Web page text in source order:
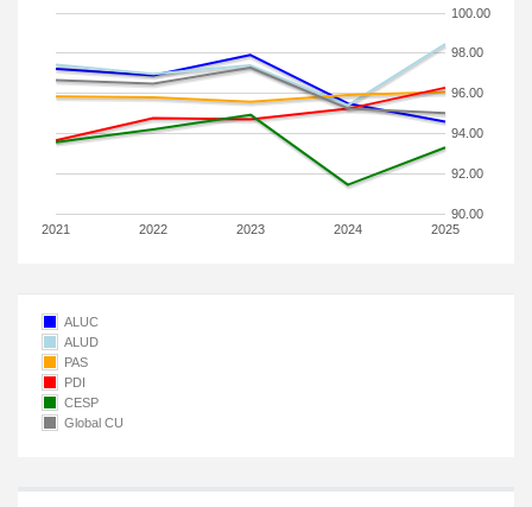
2021 2022 2023 2024 2025
90.00
92.00
94.00
96.00
98.00
100.00
ALUC
ALUD
PAS
PDI
CESP
Global CU